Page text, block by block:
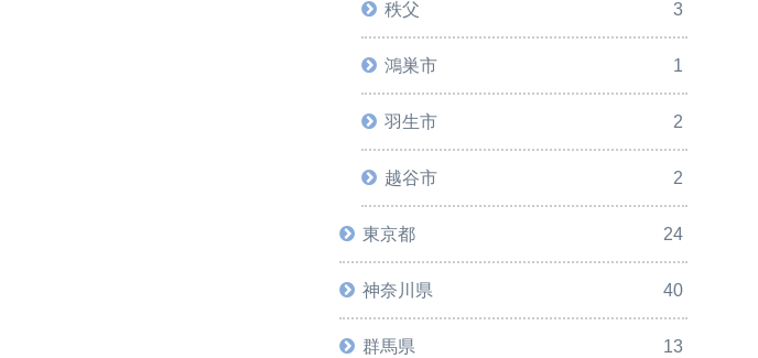
秩父 3
鴻巣市 1
羽生市 2
越谷市 2
東京都 24
神奈川県 40
群馬県 13